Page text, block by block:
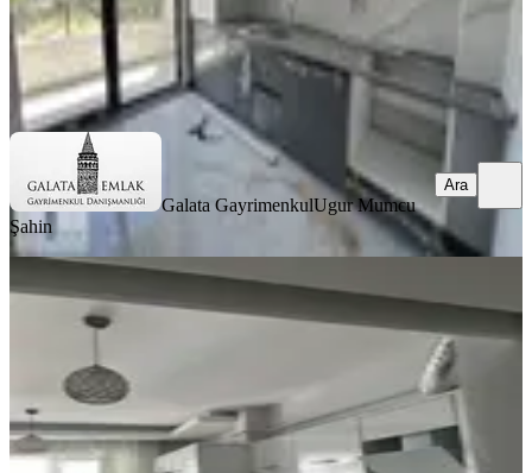
Galata Gayrimenkul Ugur Mumcu Şahin
Ara
Galata GayrimenkulUgur Mumcu
Şahin
Ara
MANZARALI
%6
Yusuf Karadağlı'dan Bostanbaşında
3+1 Kiralık Daire
200 m²·4. Kat 29.07.2026
17.000 ₺ 18.000 ₺